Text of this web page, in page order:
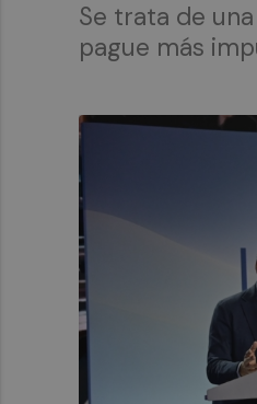
Se trata de
pague más